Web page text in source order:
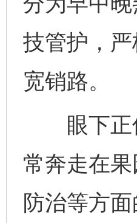
技管护，
宽销路。
眼下正值
常奔走在
防治等方